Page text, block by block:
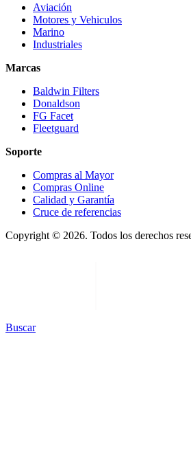
Aviación
Motores y Vehiculos
Marino
Industriales
Marcas
Baldwin Filters
Donaldson
FG Facet
Fleetguard
Soporte
Compras al Mayor
Compras Online
Calidad y Garantía
Cruce de referencias
Copyright © 2026. Todos los derechos
Buscar